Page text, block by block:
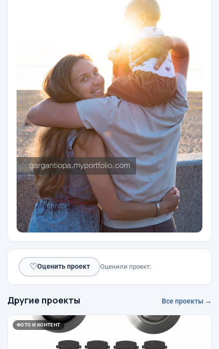
♡Оценить проект Оценили проект:
Другие проекты Все проекты →
ФОТО И КОНТЕНТ